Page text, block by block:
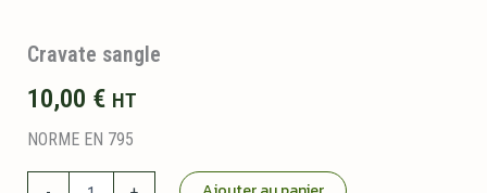
Cravate sangle
10,00 € HT
NORME EN 795